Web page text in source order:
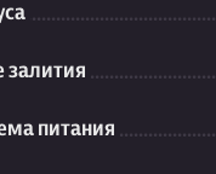
залития
питания